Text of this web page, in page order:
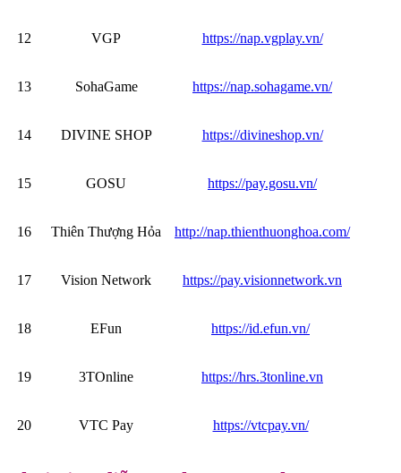
12 VGP https://nap.vgplay.vn/
13 SohaGame https://nap.sohagame.vn/
14 DIVINE SHOP https://divineshop.vn/
15 GOSU https://pay.gosu.vn/
16 Thiên Thượng Hỏa http://nap.thienthuonghoa.com/
17 Vision Network https://pay.visionnetwork.vn
18 EFun https://id.efun.vn/
19 3TOnline https://hrs.3tonline.vn
20 VTC Pay https://vtcpay.vn/